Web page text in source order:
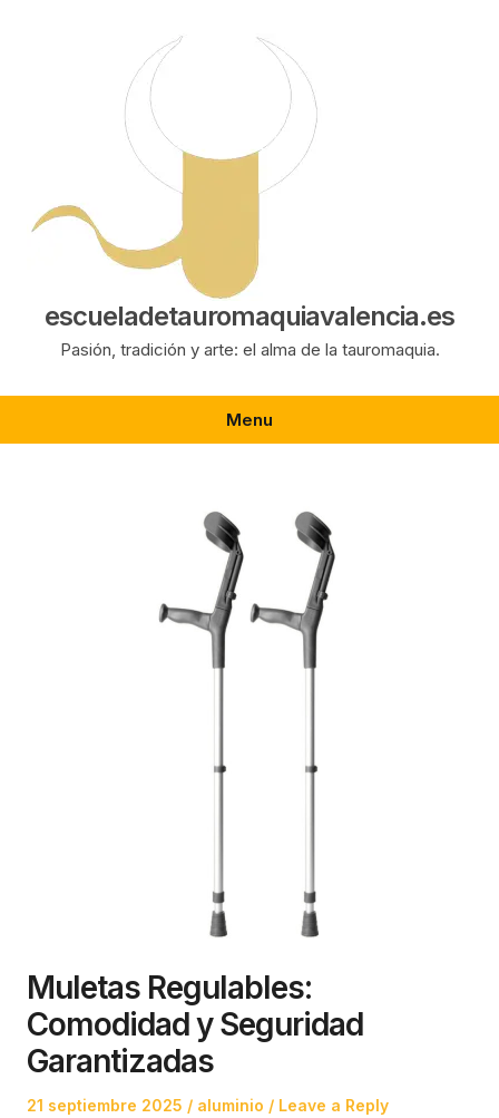
escueladetauromaquiavalencia.es
Pasión, tradición y arte: el alma de la tauromaquia.
Menu
Muletas Regulables:
Comodidad y Seguridad
Garantizadas
Posted
21 septiembre 2025
Posted
aluminio Leave a Reply